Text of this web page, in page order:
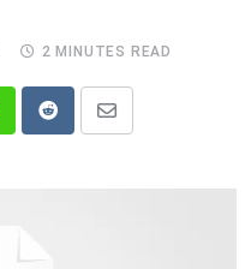
2 MINUTES READ
RedditShare